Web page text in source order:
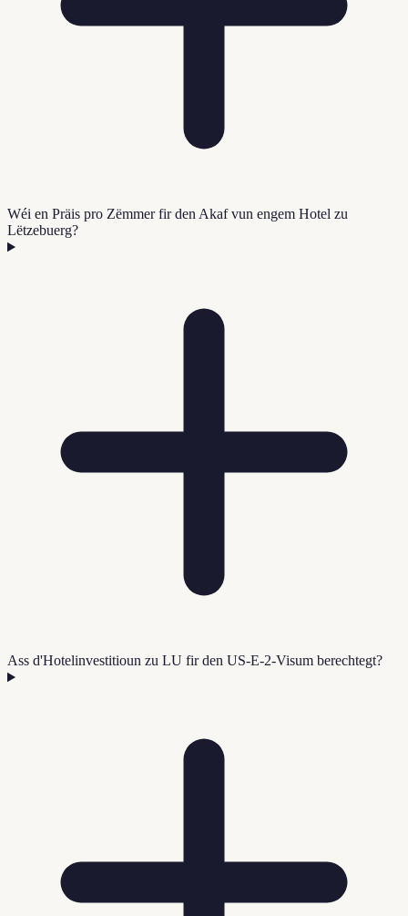
Wéi en Präis pro Zëmmer fir den Akaf vun engem Hotel zu
Lëtzebuerg?
Ass d'Hotelinvestitioun zu LU fir den US-E-2-Visum berechtegt?